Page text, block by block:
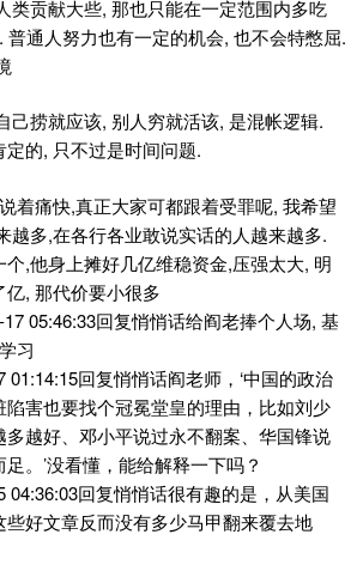
类贡献大些, 那也只能在一定范围内多吃
普通人努力也有一定的机会, 也不会特憋屈.
己捞就应该, 别人穷就活该, 是混帐逻辑.
的, 只不过是时间问题.
着痛快,真正大家可都跟着受罪呢, 我希望
越多,在各行各业敢说实话的人越来越多.
,他身上摊好几亿维稳资金,压强太大, 明
, 那代价要小很多
05:46:33回复悄悄话给阎老捧个人场, 基
习
01:14:15回复悄悄话阎老师，‘中国的政治
害也要找个冠冕堂皇的理由，比如刘少
越好、邓小平说过永不翻案、华国锋说
。’没看懂，能给解释一下吗？
04:36:03回复悄悄话很有趣的是，从美国
些好文章反而没有多少马甲翻来覆去地